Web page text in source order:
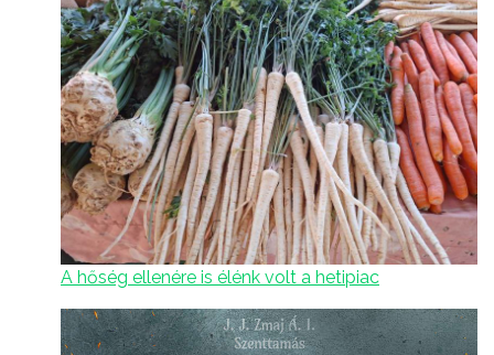
A hőség ellenére is élénk volt a hetipiac